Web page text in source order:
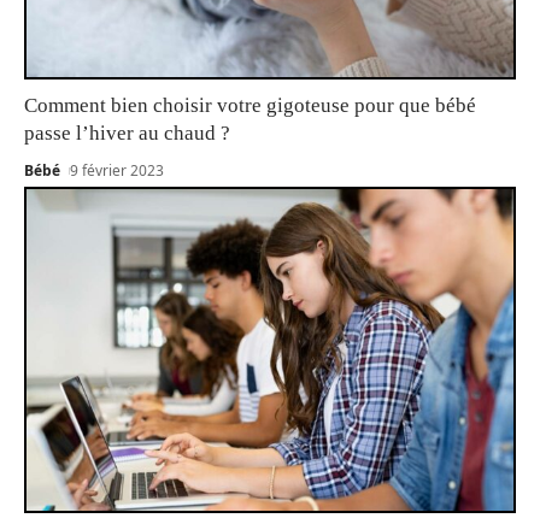
Comment bien choisir votre gigoteuse pour que bébé
passe l’hiver au chaud ?
Bébé 9 février 2023